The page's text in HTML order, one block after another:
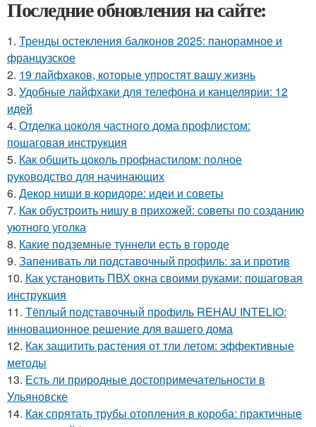
Последние обновления на сайте:
1. Тренды остекления балконов 2025: панорамное и
французское
2. 19 лайфхаков, которые упростят вашу жизнь
3. Удобные лайфхаки для телефона и канцелярии: 12
идей
4. Отделка цоколя частного дома профлистом:
пошаговая инструкция
5. Как обшить цоколь профнастилом: полное
руководство для начинающих
6. Декор ниши в коридоре: идеи и советы
7. Как обустроить нишу в прихожей: советы по созданию
уютного уголка
8. Какие подземные туннели есть в городе
9. Запенивать ли подставочный профиль: за и против
10. Как установить ПВХ окна своими руками: пошаговая
инструкция
11. Тёплый подставочный профиль REHAU INTELIO:
инновационное решение для вашего дома
12. Как защитить растения от тли летом: эффективные
методы
13. Есть ли природные достопримечательности в
Ульяновске
14. Как спрятать трубы отопления в короба: практичные